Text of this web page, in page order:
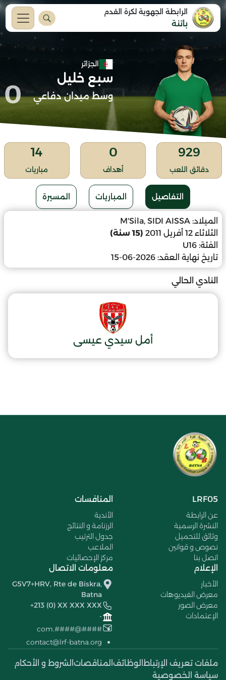
الرابطة الجهوية لكرة القدم
باتنة
الجزائر
سبع خليل
وسط ميدان دفاعي 0
929
دقائق اللعب
0
أهداف
14
مباريات
التفاصيل المباريات المسيرة
الميلاد: M'Sila, SIDI AISSA
الثلاثاء 12 أفريل 2011
(15 سنة)
الفئة: U16
تاريخ نهاية العقد: 2026-06-15
النادي الحالي
أمل سيدي عيسى
LRF05
عن الرابطة
النشرة الرسمية
وثائق للتحميل
نصوص و قوانين
اتصل بنا
المنافسات
الأندية
الرزنامة و النتائج
جدول الترتيب
الملاعب
مركز الإحصائيات
الإعلام
الأخبار
معرض الفيديوهات
معرض الصور
الإعتمادات
معلومات الاتصال
G5V7+HRV, Rte de Biskra,
Batna
+213 (0) XX XXX XXX
-
####@####.com
contact@lrf-batna.org
ملفات تعريف الإرتباط الوظائف المناقصات الشروط و الأحكام
سياسة الخصوصية